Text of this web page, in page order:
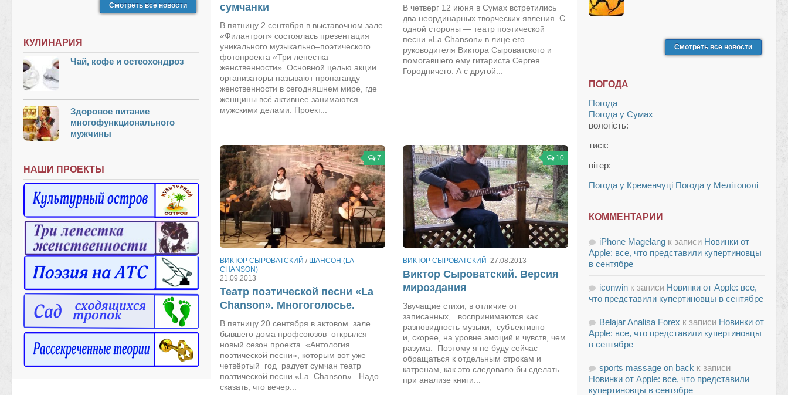
сумчанки
В пятницу 2 сентября в выставочном зале
«Филантроп» состоялась презентация
уникального музыкально–поэтического
фотопроекта «Три лепестка
женственности». Основной целью акции
организаторы называют пропаганду
женственности в сегодняшнем мире, где
женщины всё активнее занимаются
мужскими делами. Проект...
В четверг 12 июня в Сумах встретились
два неординарных творческих явления. С
одной стороны — театр поэтической
песни «La Chanson» в лице его
руководителя Виктора Сыроватского и
помогавшего ему гитариста Сергея
Городничего. А с другой...
7
ВИКТОР СЫРОВАТСКИЙ / ШАНСОН (LA
CHANSON)
21.09.2013
Театр поэтической песни «La
Chanson». Многоголосье.
В пятницу 20 сентября в актовом зале
бывшего дома профсоюзов открылся
новый сезон проекта «Антология
поэтической песни», которым вот уже
четвёртый год радует сумчан театр
поэтической песни «La Chanson» . Надо
сказать, что вечер...
10
ВИКТОР СЫРОВАТСКИЙ 27.08.2013
Виктор Сыроватский. Версия
мироздания
Звучащие стихи, в отличие от
записанных, воспринимаются как
разновидность музыки, субъективно
и, скорее, на уровне эмоций и чувств, чем
разума. Поэтому я не буду сейчас
обращаться к отдельным строкам и
катренам, как это следовало бы сделать
при анализе книги...
Смотреть все новости
КУЛИНАРИЯ
Чай, кофе и остеохондроз
Здоровое питание
многофункционального
мужчины
НАШИ ПРОЕКТЫ
Смотреть все новости
ПОГОДА
Погода
Погода у Сумах
вологість:
тиск:
вітер:
Погода у Кременчуці Погода у Мелітополі
КОММЕНТАРИИ
iPhone Magelang к записи Новинки от
Apple: все, что представили купертиновцы
в сентябре
iconwin к записи Новинки от Apple: все,
что представили купертиновцы в сентябре
Belajar Analisa Forex к записи Новинки от
Apple: все, что представили купертиновцы
в сентябре
sports massage on back к записи
Новинки от Apple: все, что представили
купертиновцы в сентябре